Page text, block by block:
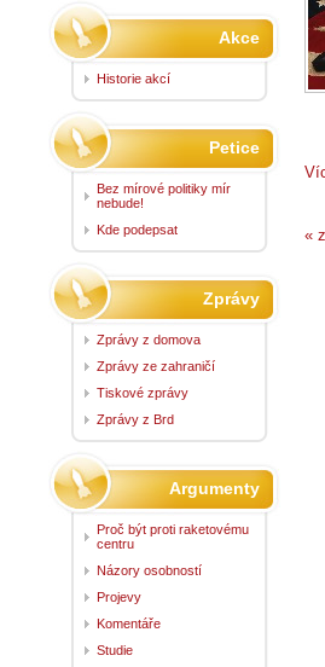
«
Akce
Historie akcí
Petice
Bez mírové politiky mír
nebude!
Kde podepsat
Zprávy
Zprávy z domova
Zprávy ze zahraničí
Tiskové zprávy
Zprávy z Brd
Argumenty
Proč být proti raketovému
centru
Názory osobností
Projevy
Komentáře
Studie